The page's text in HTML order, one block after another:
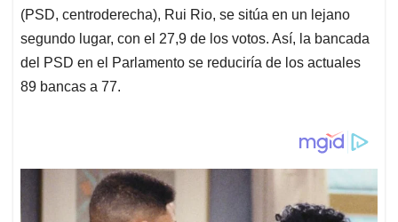
(PSD, centroderecha), Rui Rio, se sitúa en un lejano
segundo lugar, con el 27,9 de los votos. Así, la bancada
del PSD en el Parlamento se reduciría de los actuales
89 bancas a 77.